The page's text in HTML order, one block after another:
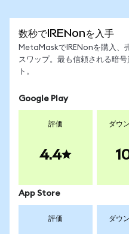
数秒でIRENonを入手
MetaMaskでIRENonを購入、
スワップ。最も信頼される暗号
ト。
Google Play
評価
4.4
ダウ
App Store
評価 ダウ